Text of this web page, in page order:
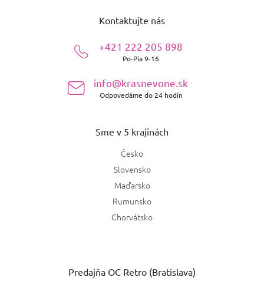
Kontaktujte nás
+421 222 205 898
Po-Pia 9-16
info@krasnevone.sk
Odpovedáme do 24 hodín
Sme v 5 krajinách
Česko
Slovensko
Maďarsko
Rumunsko
Chorvátsko
Predajňa OC Retro (Bratislava)